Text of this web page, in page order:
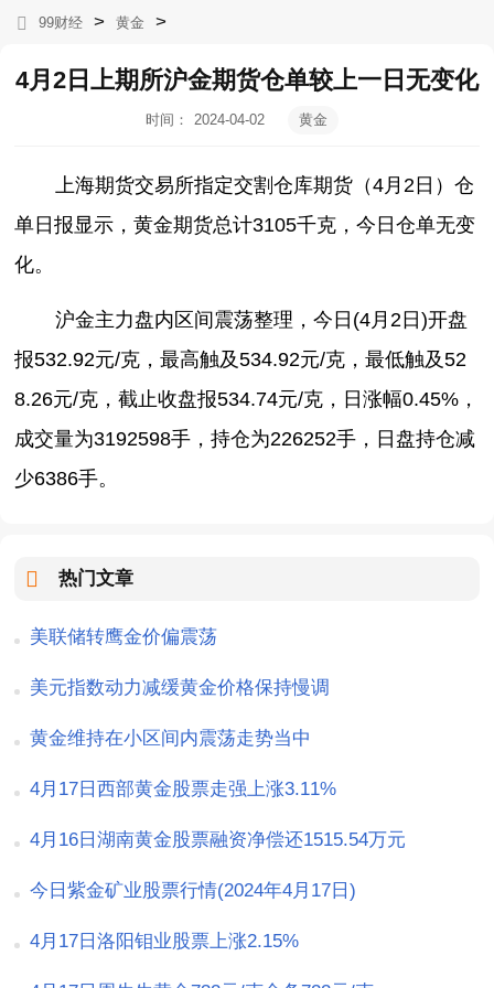
99财经 > 黄金 >
4月2日上期所沪金期货仓单较上一日无变化
时间：
2024-04-02
黄金
上海期货交易所指定交割仓库期货（4月2日）仓
单日报显示，黄金期货总计3105千克，今日仓单无变
化。
沪金主力盘内区间震荡整理，今日(4月2日)开盘
报532.92元/克，最高触及534.92元/克，最低触及52
8.26元/克，截止收盘报534.74元/克，日涨幅0.45%，
成交量为3192598手，持仓为226252手，日盘持仓减
少6386手。
热门文章
美联储转鹰金价偏震荡
美元指数动力减缓黄金价格保持慢调
黄金维持在小区间内震荡走势当中
4月17日西部黄金股票走强上涨3.11%
4月16日湖南黄金股票融资净偿还1515.54万元
今日紫金矿业股票行情(2024年4月17日)
4月17日洛阳钼业股票上涨2.15%